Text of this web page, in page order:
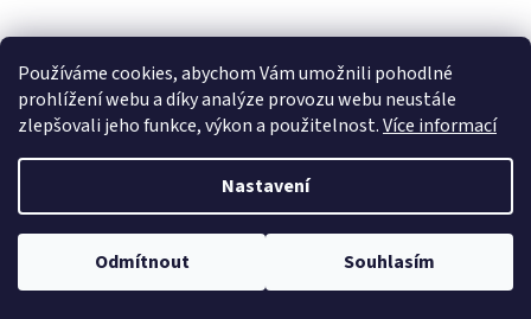
Používáme cookies, abychom Vám umožnili pohodlné
prohlížení webu a díky analýze provozu webu neustále
zlepšovali jeho funkce, výkon a použitelnost.Více informací
Nastavení
Odmítnout Souhlasím
Copyright 2026PROFIGRANULKA. Všechna práva vyhrazena.
Upravit nastavení cookies